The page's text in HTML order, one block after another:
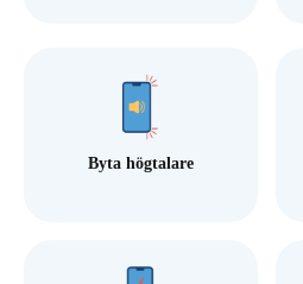
Byta högtalare